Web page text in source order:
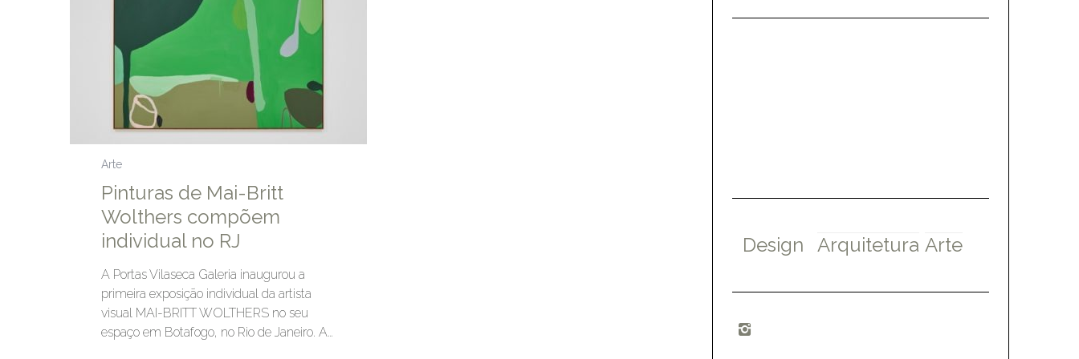
Arte
Pinturas de Mai-Britt
Wolthers compõem
individual no RJ
A Portas Vilaseca Galeria inaugurou a
primeira exposição individual da artista
visual MAI-BRITT WOLTHERS no seu
espaço em Botafogo, no Rio de Janeiro. A…
Design Arquitetura Arte